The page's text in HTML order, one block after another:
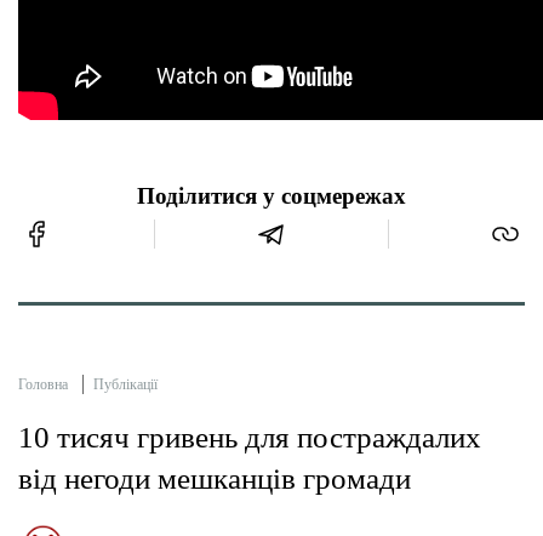
Поділитися у соцмережах
Головна Публікації
10 тисяч гривень для постраждалих
від негоди мешканців громади